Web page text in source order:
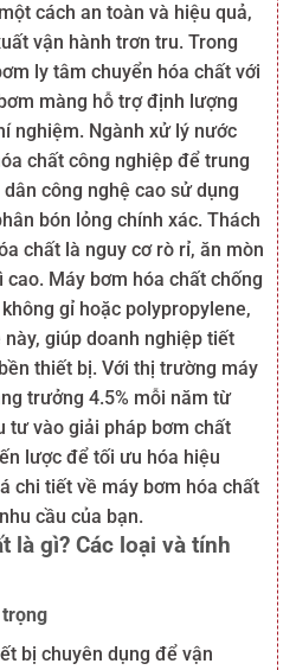
cách an toàn và hiệu quả,
vận hành trơn tru. Trong
ly tâm chuyển hóa chất với
màng hỗ trợ định lượng
nghiệm. Ngành xử lý nước
chất công nghiệp để trung
công nghệ cao sử dụng
bón lỏng chính xác. Thách
chất là nguy cơ rò rỉ, ăn mòn
Máy bơm hóa chất chống
gỉ hoặc polypropylene,
giúp doanh nghiệp tiết
thiết bị. Với thị trường máy
trưởng 4.5% mỗi năm từ
tư vào giải pháp bơm chất
lược để tối ưu hóa hiệu
chi tiết về máy bơm hóa chất
cầu của bạn.
là gì? Các loại và tính
bị chuyên dụng để vận